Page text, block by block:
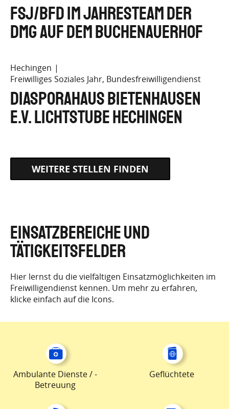
FSJ/BFD im Jahresteam der
DMG auf dem Buchenauerhof
Hechingen
Freiwilliges Soziales Jahr, Bundesfreiwilligendienst
Diasporahaus Bietenhausen
e.V. Lichtstube Hechingen
WEITERE STELLEN FINDEN
EINSATZBEREICHE UND
TÄTIGKEITSFELDER
Hier lernst du die vielfältigen Einsatzmöglichkeiten im
Freiwilligendienst kennen. Um mehr zu erfahren,
klicke einfach auf die Icons.
Ambulante Dienste / -
Betreuung
Geflüchtete